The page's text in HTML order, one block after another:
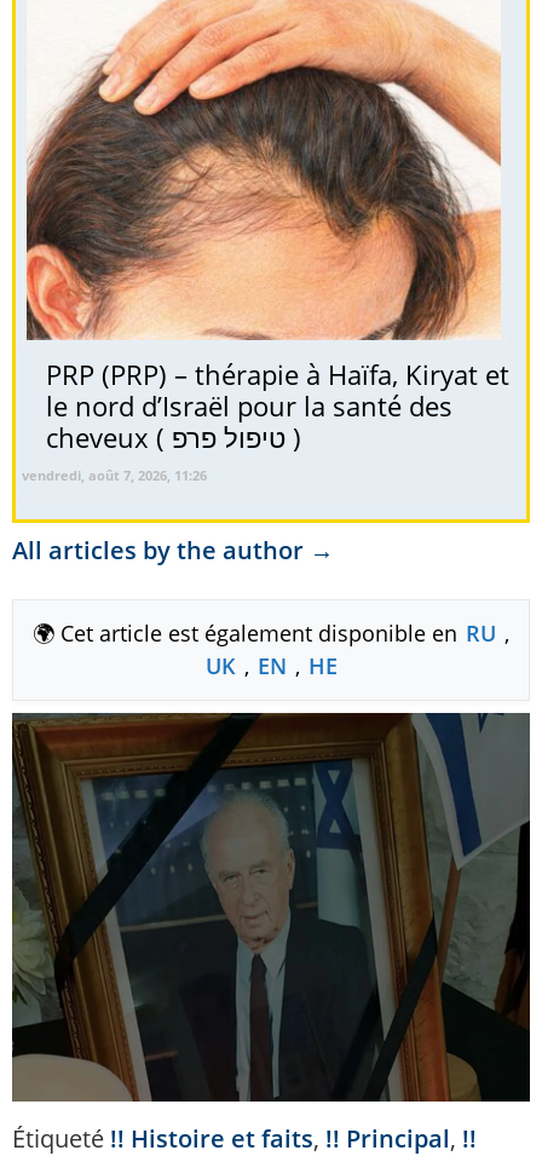
PRP (PRP) – thérapie à Haïfa, Kiryat et
le nord d’Israël pour la santé des
cheveux ( טיפול פרפ )
vendredi, août 7, 2026, 11:26
All articles by the author →
🌍 Cet article est également disponible en RU ,
UK , EN , HE
Étiqueté !! Histoire et faits, !! Principal, !!